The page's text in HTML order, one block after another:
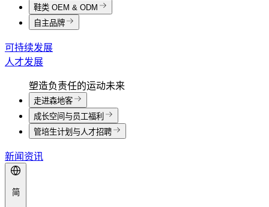
鞋类 OEM & ODM
自主品牌
可持续发展
人才发展
塑造负责任的运动未来
走进森地客
成长空间与员工福利
管培生计划与人才招聘
新闻资讯
简